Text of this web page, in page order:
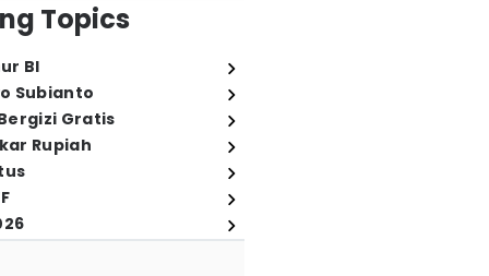
Topics
BI
Subianto
Gratis
Rupiah